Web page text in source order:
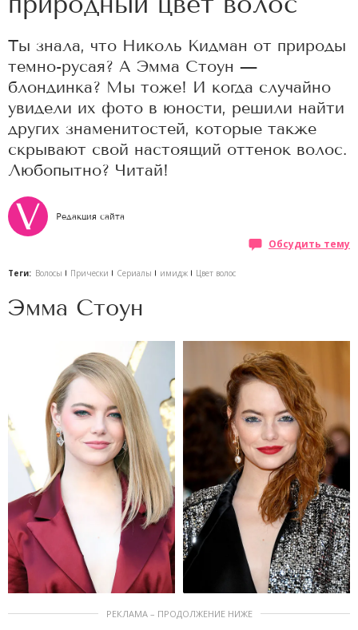
Ты знала, что Николь Кидман от природы
темно-русая? А Эмма Стоун —
блондинка? Мы тоже! И когда случайно
увидели их фото в юности, решили найти
других знаменитостей, которые также
скрывают свой настоящий оттенок волос.
Любопытно? Читай!
Редакция сайта
Обсудить тему
Теги: Волосы Прически Сериалы имидж Цвет волос
Эмма Стоун
РЕКЛАМА – ПРОДОЛЖЕНИЕ НИЖЕ